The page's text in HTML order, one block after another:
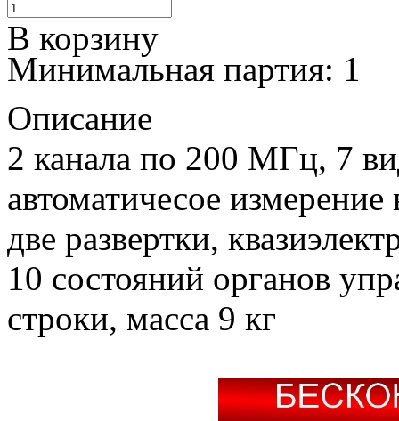
В корзину
Минимальная партия: 1
Описание
2 канала по 200 МГц, 7
автоматичесое
две развертки,
10 состояний органов
строки, масса 9 кг